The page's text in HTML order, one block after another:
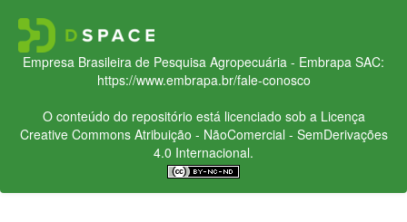
Empresa Brasileira de Pesquisa Agropecuária - Embrapa SAC:
https://www.embrapa.br/fale-conosco
O conteúdo do repositório está licenciado sob a Licença
Creative CommonsAtribuição - NãoComercial - SemDerivações
4.0 Internacional.